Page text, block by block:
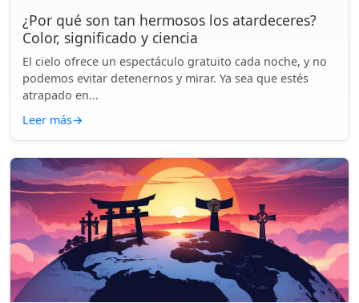
¿Por qué son tan hermosos los atardeceres?
Color, significado y ciencia
El cielo ofrece un espectáculo gratuito cada noche, y no
podemos evitar detenernos y mirar. Ya sea que estés
atrapado en...
Leer más→